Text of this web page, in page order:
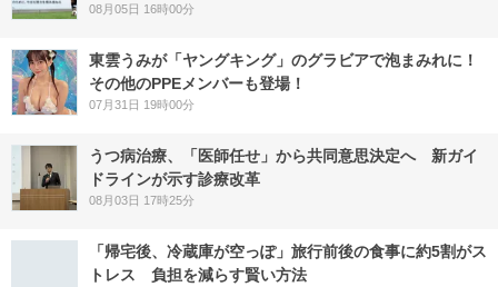
08月05日 16時00分
東雲うみが「ヤングキング」のグラビアで泡まみれに！
その他のPPEメンバーも登場！
07月31日 19時00分
うつ病治療、「医師任せ」から共同意思決定へ 新ガイ
ドラインが示す診療改革
08月03日 17時25分
「帰宅後、冷蔵庫が空っぽ」旅行前後の食事に約5割がス
トレス 負担を減らす賢い方法